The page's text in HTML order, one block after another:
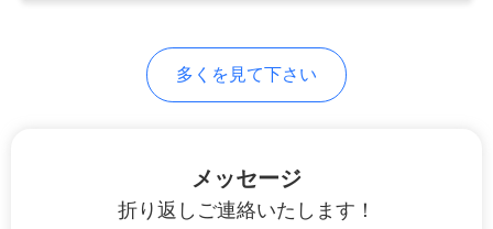
電力のテスター
多くを見て下さい
メッセージ
折り返しご連絡いたします！